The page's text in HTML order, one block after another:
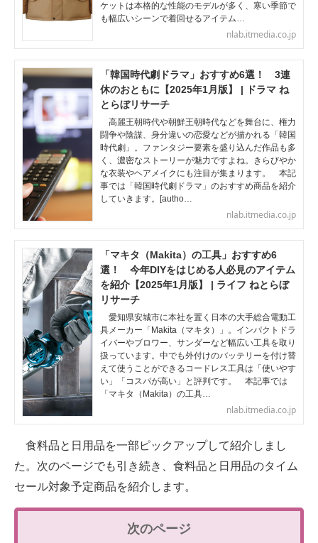
ケットは本格的な性能のモデルが多く、寒い季節で
も幅広いシーンで着回せるアイテム…
nlab.itmedia.co.jp
「韓国時代劇ドラマ」おすすめ6選！ 3連
休のおともに【2025年1月版】 | ドラマ ね
とらぼリサーチ
高麗王朝時代や朝鮮王朝時代などを舞台に、権力
闘争や陰謀、身分違いの恋愛などが描かれる「韓国
時代劇」。ファンタジー要素を盛り込んだ作品も多
く、濃密なストーリーが魅力ですよね。きらびやか
な衣装やヘアメイクにも注目が集まります。 本記
事では「韓国時代劇ドラマ」のおすすめ商品を紹介
していきます。[autho…
nlab.itmedia.co.jp
「マキタ（Makita）の工具」おすすめ6
選！ 今年DIYをはじめる人必見のアイテム
を紹介【2025年1月版】 | ライフ ねとらぼ
リサーチ
愛知県安城市に本社を置く日本の大手総合電動工
具メーカー「Makita（マキタ）」。インパクトドラ
イバーやブロワー、サンダーなど幅広い工具を取り
扱っています。中でも外付けのバッテリーを付け替
えて使うことができるコードレス工具は「使いやす
い」「コスパが高い」と評判です。 本記事では
「マキタ（Makita）の工具…
nlab.itmedia.co.jp
食料品と日用品を一部ピックアップして紹介しまし
た。次のページでも引き続き、食料品と日用品のタイム
セール対象予定商品を紹介します。